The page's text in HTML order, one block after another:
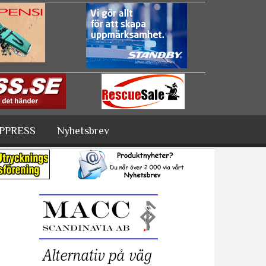
Nyhetsbrev